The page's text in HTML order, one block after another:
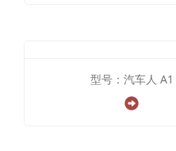
型号：汽车人 A1